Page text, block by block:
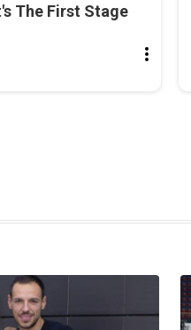
The First Stage